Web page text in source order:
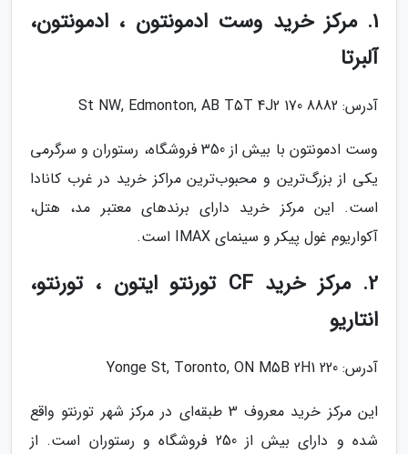
1. مرکز خرید وست ادمونتون ، ادمونتون،
آلبرتا
آدرس: 8882 170 St NW, Edmonton, AB T5T 4J2
وست ادمونتون با بیش از 350 فروشگاه، رستوران و سرگرمی
یکی از بزرگ‌ترین و محبوب‌ترین مراکز خرید در غرب کانادا
است. این مرکز خرید دارای برندهای معتبر مد، هتل،
آکواریوم غول پیکر و سینمای IMAX است.
2. مرکز خرید CF تورنتو ایتون ، تورنتو،
انتاریو
آدرس: 220 Yonge St, Toronto, ON M5B 2H1
این مرکز خرید معروف 3 طبقه‌ای در مرکز شهر تورنتو واقع
شده و دارای بیش از 250 فروشگاه و رستوران است. از